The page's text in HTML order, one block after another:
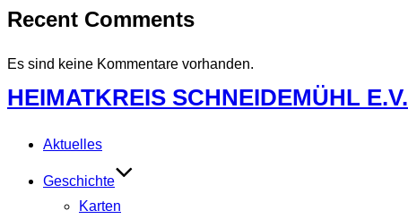
Recent Comments
Es sind keine Kommentare vorhanden.
Zum
Inhalt
springen
HEIMATKREIS SCHNEIDEMÜHL E.V.
Aktuelles
Geschichte
Karten